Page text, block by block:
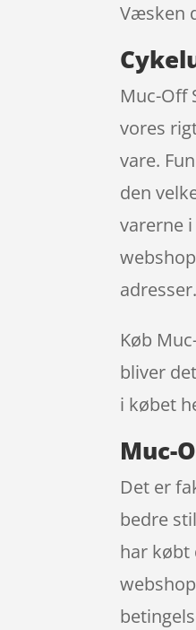
Væsken
Muc-Off
vores
vare.
den
varerne
adresser.
Køb
bliver
i købet
Muc-
Det er
bedre
har købt